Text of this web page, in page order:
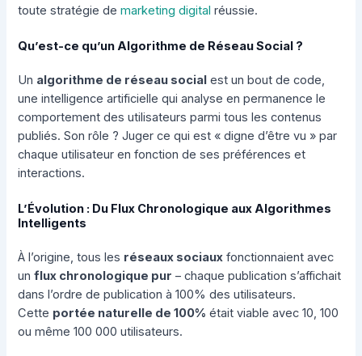
toute stratégie demarketing digital réussie.
Qu’est-ce qu’un Algorithme de Réseau Social ?
Un algorithme de réseau social est un bout de code,
une intelligence artificielle qui analyse en permanence le
comportement des utilisateurs parmi tous les contenus
publiés. Son rôle ? Juger ce qui est « digne d’être vu » par
chaque utilisateur en fonction de ses préférences et
interactions.
L’Évolution : Du Flux Chronologique aux Algorithmes
Intelligents
À l’origine, tous les réseaux sociaux fonctionnaient avec
unflux chronologique pur – chaque publication s’affichait
dans l’ordre de publication à 100% des utilisateurs.
Cette portée naturelle de 100% était viable avec 10, 100
ou même 100 000 utilisateurs.